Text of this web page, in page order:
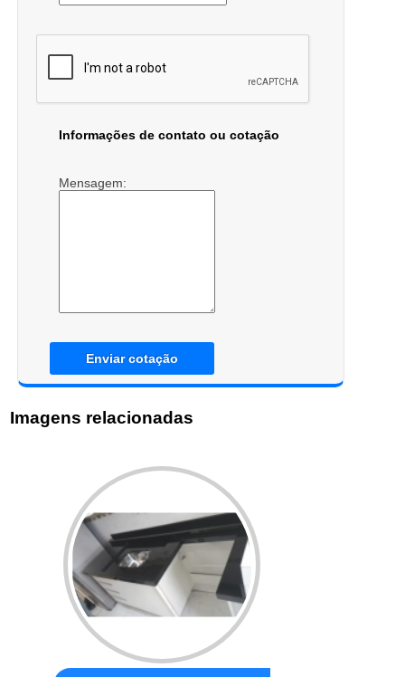
Informações de contato ou cotação
Mensagem:
Enviar cotação
Imagens relacionadas